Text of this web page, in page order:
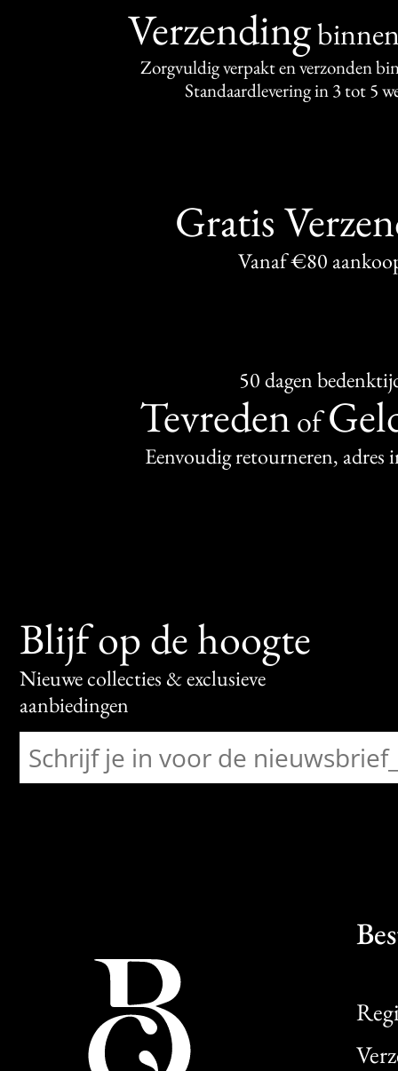
Verzending
Zorgvuldig verpakt en verzonden
Standaardlevering in 3 tot 5
Gratis
Vanaf €80
50 dagen
Tevredenof
Eenvoudig retourneren, adres
Blijf op de hoogte
Nieuwe collecties & exclusieve
aanbiedingen